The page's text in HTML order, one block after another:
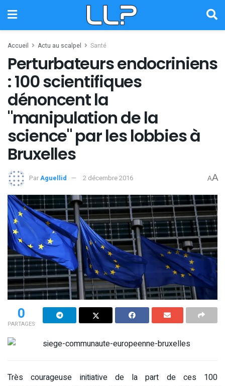
Accueil Actu au scalpel Santé
Perturbateurs endocriniens
: 100 scientifiques
dénoncent la
"manipulation de la
science" par les lobbies à
Bruxelles
ParAguellid 2 décembre 2016 AA
0
PARTAGES
Très courageuse initiative de la part de ces 100